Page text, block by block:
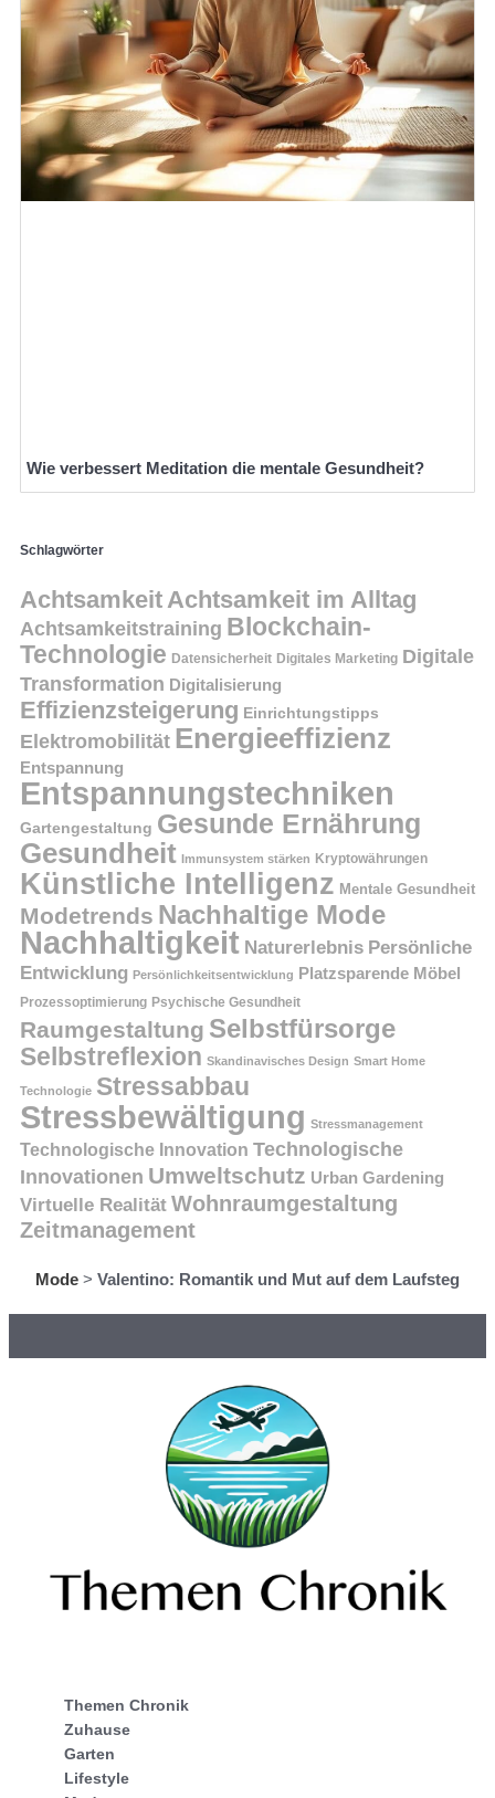
Wie verbessert Meditation die mentale Gesundheit?
Schlagwörter
Achtsamkeit Achtsamkeit im Alltag
Achtsamkeitstraining Blockchain-
Technologie Datensicherheit Digitales Marketing Digitale
Transformation Digitalisierung
Effizienzsteigerung Einrichtungstipps
Elektromobilität Energieeffizienz
Entspannung
Entspannungstechniken
Gartengestaltung Gesunde Ernährung
Gesundheit Immunsystem stärken Kryptowährungen
Künstliche Intelligenz Mentale Gesundheit
Modetrends Nachhaltige Mode
Nachhaltigkeit Naturerlebnis Persönliche
Entwicklung Persönlichkeitsentwicklung Platzsparende Möbel
Prozessoptimierung Psychische Gesundheit
Raumgestaltung Selbstfürsorge
Selbstreflexion Skandinavisches Design Smart Home
Technologie Stressabbau
Stressbewältigung Stressmanagement
Technologische Innovation Technologische
Innovationen Umweltschutz Urban Gardening
Virtuelle Realität Wohnraumgestaltung
Zeitmanagement
Mode > Valentino: Romantik und Mut auf dem Laufsteg
Themen Chronik
Zuhause
Garten
Lifestyle